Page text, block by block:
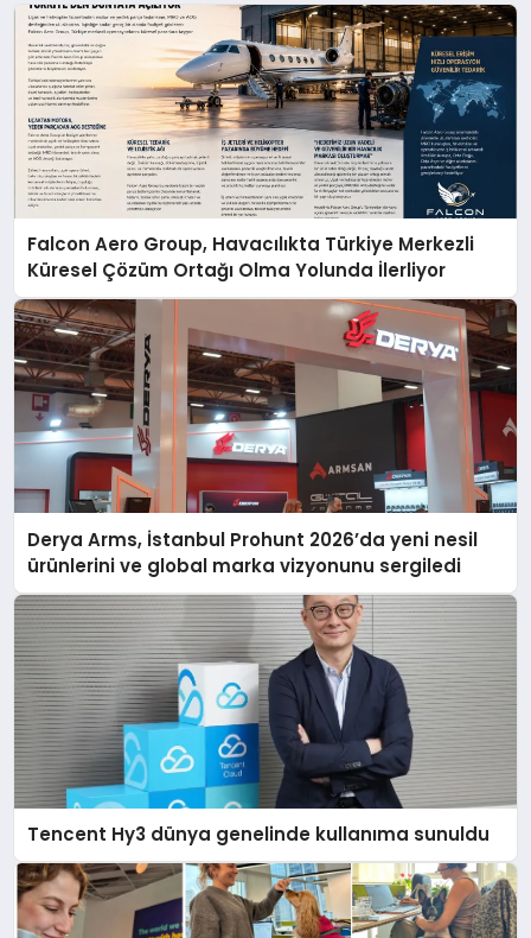
Falcon Aero Group, Havacılıkta Türkiye Merkezli
Küresel Çözüm Ortağı Olma Yolunda İlerliyor
Derya Arms, İstanbul Prohunt 2026’da yeni nesil
ürünlerini ve global marka vizyonunu sergiledi
Tencent Hy3 dünya genelinde kullanıma sunuldu